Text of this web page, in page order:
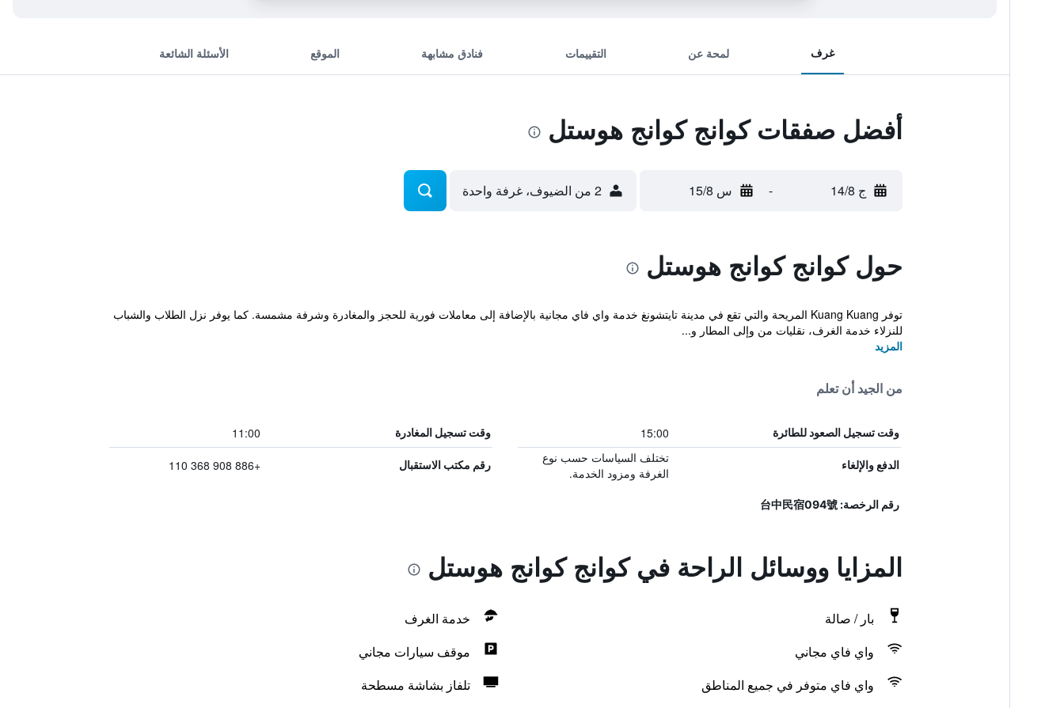
غرف لمحة عن التقييمات فنادق مشابهة الموقع الأسئلة الشائعة
أفضل صفقات كوانج كوانج هوستل
ج 14/8 - س 15/8 2 من الضيوف، غرفة واحدة
حول كوانج كوانج هوستل
توفر Kuang Kuang المريحة والتي تقع في مدينة تايتشونغ خدمة واي فاي مجانية بالإضافة إلى معاملات فورية للحجز والمغادرة وشرفة مشمسة. كما يوفر نزل الطلاب والشباب
للنزلاء خدمة الغرف، نقليات من وإلى المطار و...
المزيد
من الجيد أن تعلم
وقت تسجيل الصعود للطائرة 15:00 وقت تسجيل المغادرة 11:00
الدفع والإلغاء
تختلف السياسات حسب نوع
الغرفة ومزود الخدمة.
رقم مكتب الاستقبال +886 908 368 110
رقم الرخصة: 台中民宿094號
المزايا ووسائل الراحة في كوانج كوانج هوستل
بار / صالة
خدمة الغرف
واي فاي مجاني
موقف سيارات مجاني
واي فاي متوفر في جميع المناطق
تلفاز بشاشة مسطحة